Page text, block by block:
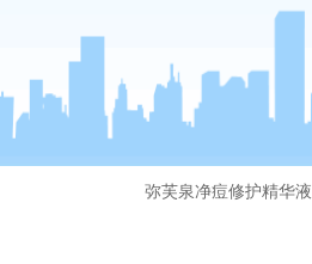
弥芙泉净痘修护精华液